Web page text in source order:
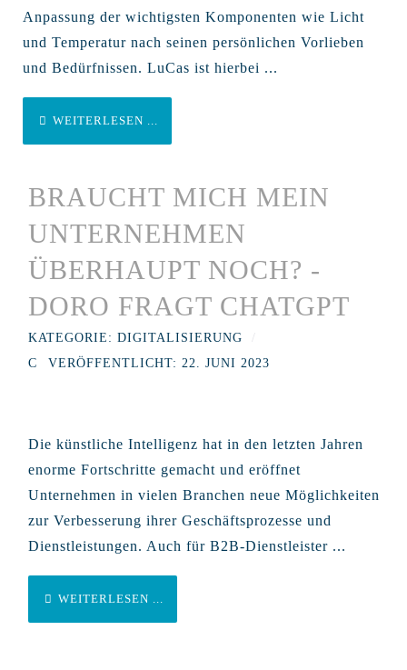
Anpassung der wichtigsten Komponenten wie Licht
und Temperatur nach seinen persönlichen Vorlieben
und Bedürfnissen. LuCas ist hierbei ...
WEITERLESEN ...
BRAUCHT MICH MEIN
UNTERNEHMEN
ÜBERHAUPT NOCH? -
DORO FRAGT CHATGPT
KATEGORIE: DIGITALISIERUNG
VERÖFFENTLICHT: 22. JUNI 2023
Die künstliche Intelligenz hat in den letzten Jahren
enorme Fortschritte gemacht und eröffnet
Unternehmen in vielen Branchen neue Möglichkeiten
zur Verbesserung ihrer Geschäftsprozesse und
Dienstleistungen. Auch für B2B-Dienstleister ...
WEITERLESEN ...